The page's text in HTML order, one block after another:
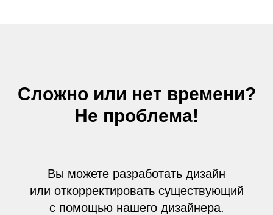
Сложно или нет времени?
Не проблема!
Вы можете разработать дизайн
или откорректировать существующий
с помощью нашего дизайнера.